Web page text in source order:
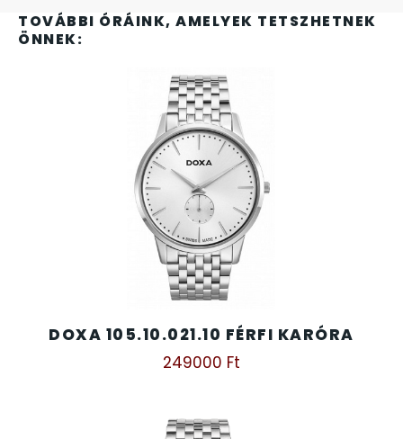
TOVÁBBI ÓRÁINK, AMELYEK TETSZHETNEK
ÖNNEK:
DOXA 105.10.021.10 FÉRFI KARÓRA
249000 Ft
ÓRÁS GÉPEK
ÓRATARTÓ DOBOZOK